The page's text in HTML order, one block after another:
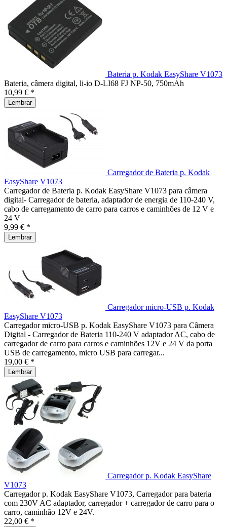
Bateria p. Kodak EasyShare V1073
Bateria, câmera digital, li-io D-LI68 FJ NP-50, 750mAh
10,99 € *
Lembrar
Carregador de Bateria p. Kodak
EasyShare V1073
Carregador de Bateria p. Kodak EasyShare V1073 para câmera
digital- Carregador de bateria, adaptador de energia de 110-240 V,
cabo de carregamento de carro para carros e caminhões de 12 V e
24 V
9,99 € *
Lembrar
Carregador micro-USB p. Kodak
EasyShare V1073
Carregador micro-USB p. Kodak EasyShare V1073 para Câmera
Digital - Carregador de Bateria 110-240 V adaptador AC, cabo de
carregador de carro para carros e caminhões 12V e 24 V da porta
USB de carregamento, micro USB para carregar...
19,00 € *
Lembrar
Carregador p. Kodak EasyShare
V1073
Carregador p. Kodak EasyShare V1073, Carregador para bateria
com 230V AC adaptador, carregador + carregador de carro para o
carro, caminhão 12V e 24V.
22,00 € *